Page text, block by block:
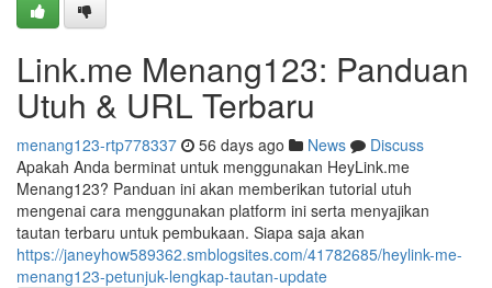
Link.me Menang123: Panduan
Utuh & URL Terbaru
menang123-rtp778337 56 days ago News
Discuss
Apakah Anda berminat untuk menggunakan HeyLink.me
Menang123? Panduan ini akan memberikan tutorial utuh
mengenai cara menggunakan platform ini serta menyajikan
tautan terbaru untuk pembukaan. Siapa saja akan
https://janeyhow589362.smblogsites.com/41782685/heylink-me-
menang123-petunjuk-lengkap-tautan-update